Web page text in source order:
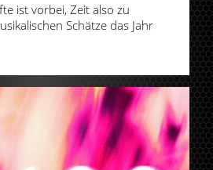
ist vorbei, Zeit also zu
Schätze das Jahr